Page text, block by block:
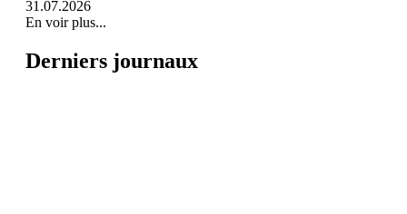
31.07.2026
En voir plus...
Derniers journaux